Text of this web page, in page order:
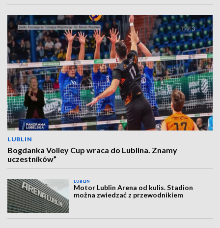
LUBLIN
Bogdanka Volley Cup wraca do Lublina. Znamy
uczestników”
LUBLIN
Motor Lublin Arena od kulis. Stadion
można zwiedzać z przewodnikiem